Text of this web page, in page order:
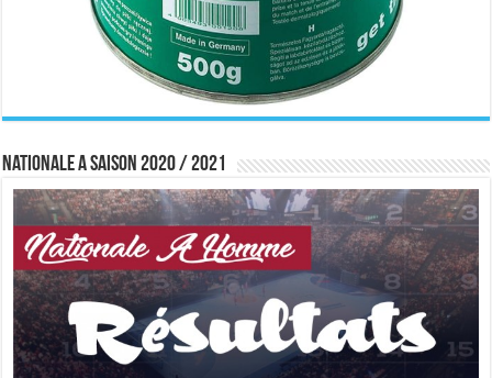
Nationale A saison 2020 / 2021